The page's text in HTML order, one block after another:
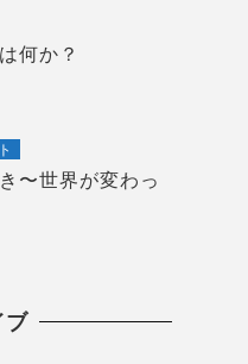
何か？
〜世界が変わっ
ブ